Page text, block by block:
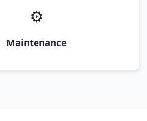
⚙️
Maintenance